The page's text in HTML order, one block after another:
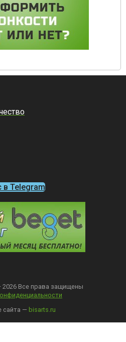
в Telegram
2026 Все права защищены
сайта — bisarts.ru